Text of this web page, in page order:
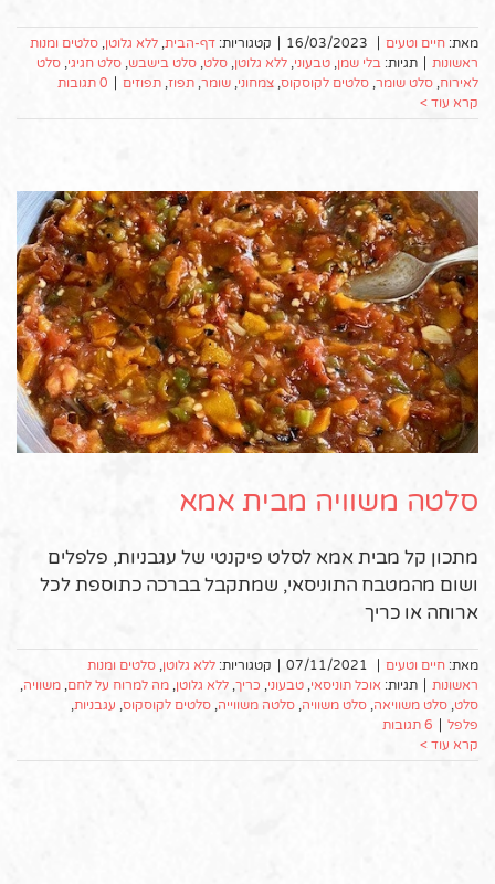
מאת: חיים וטעים 16/03/2023 קטגוריות: דף-הבית, ללא גלוטן, סלטים ומנות
ראשונות
תגיות: בלי שמן, טבעוני, ללא גלוטן, סלט, סלט בישבש, סלט חגיגי, סלט
לאירוח, סלט שומר, סלטים לקוסקוס, צמחוני, שומר, תפוז, תפוזים
0 תגובות
קרא עוד >
סלטה משוויה מבית אמא
מתכון קל מבית אמא לסלט פיקנטי של עגבניות, פלפלים
ושום מהמטבח התוניסאי, שמתקבל בברכה כתוספת לכל
ארוחה או כריך
מאת: חיים וטעים 07/11/2021 קטגוריות: ללא גלוטן, סלטים ומנות
ראשונות
תגיות: אוכל תוניסאי, טבעוני, כריך, ללא גלוטן, מה למרוח על לחם, משוויה,
סלט, סלט משוויאה, סלט משוויה, סלטה משווייה, סלטים לקוסקוס, עגבניות,
פלפל
6 תגובות
קרא עוד >